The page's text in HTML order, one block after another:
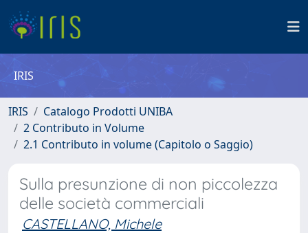
IRIS
IRIS
Catalogo Prodotti UNIBA
2 Contributo in Volume
2.1 Contributo in volume (Capitolo o Saggio)
Sulla presunzione di non piccolezza
delle società commerciali
CASTELLANO, Michele